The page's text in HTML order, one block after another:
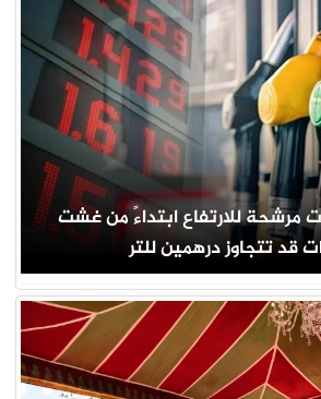
مرشحة للارتفاع ابتداءً من غشت
قد تتجاوز درهمين للتر